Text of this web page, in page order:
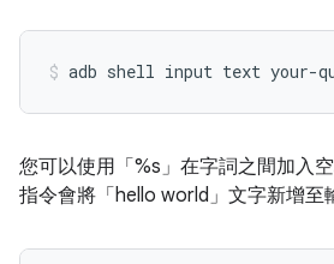
您可以使用「%s」在字詞之間加入
指令會將「hello world」文字新增至